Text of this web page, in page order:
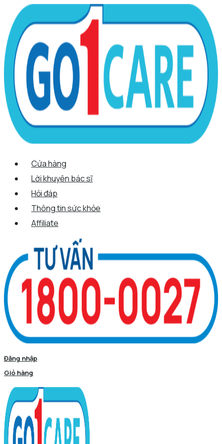
nội
dung
Menu
Cửa hàng
Lời khuyên bác sĩ
Hỏi đáp
Thông tin sức khỏe
Affiliate
Đăng nhập
Giỏ hàng
Tên*
Email*
Trang
web
Scroll
Up